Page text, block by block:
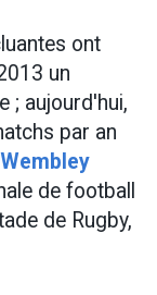
ont
un
; aujourd'hui,
par an
Wembley
de football
de Rugby,